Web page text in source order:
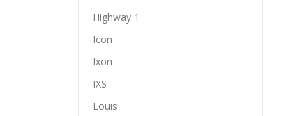
Highway 1
Icon
Ixon
IXS
Louis